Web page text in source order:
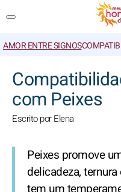
AMOR ENTRE SIGNOS
com Peixes
Escrito por Elena
Peixes promove
delicadeza,